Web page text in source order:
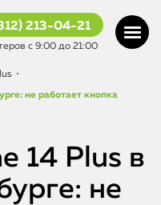
213-04-21
с 9:00 до 21:00
•
не работает кнопка
14 Plus в
не